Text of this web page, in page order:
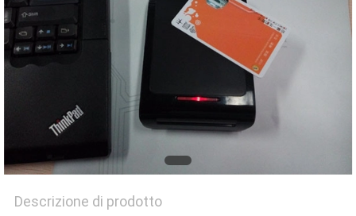
Descrizione di prodotto